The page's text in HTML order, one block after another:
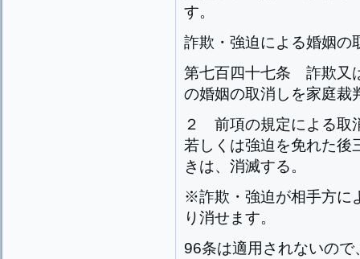
す。
詐欺・強迫による婚姻の
第七百四十七条 詐欺又
の婚姻の取消しを家庭裁
２ 前項の規定による取
若しくは強迫を免れた後
きは、消滅する。
※詐欺・強迫が相手方に
り消せます。
96条は適用されないの